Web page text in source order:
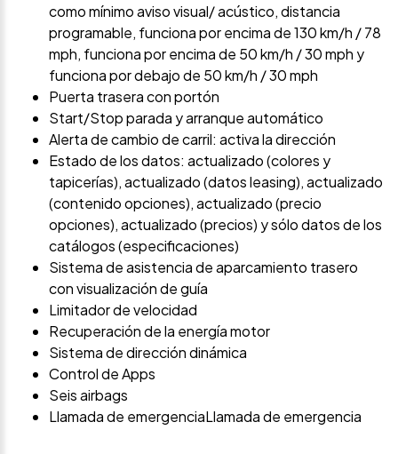
como mínimo aviso visual/ acústico, distancia
programable, funciona por encima de 130 km/h / 78
mph, funciona por encima de 50 km/h / 30 mph y
funciona por debajo de 50 km/h / 30 mph
Puerta trasera con portón
Start/Stop parada y arranque automático
Alerta de cambio de carril: activa la dirección
Estado de los datos: actualizado (colores y
tapicerías), actualizado (datos leasing), actualizado
(contenido opciones), actualizado (precio
opciones), actualizado (precios) y sólo datos de los
catálogos (especificaciones)
Sistema de asistencia de aparcamiento trasero
con visualización de guía
Limitador de velocidad
Recuperación de la energía motor
Sistema de dirección dinámica
Control de Apps
Seis airbags
Llamada de emergenciaLlamada de emergencia